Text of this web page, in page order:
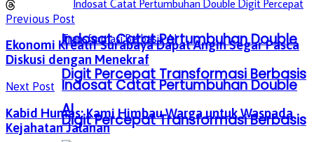
Indosat Catat Pertumbuhan Double
Digit Percepat Transformasi Berbasis
AI
Indosat Catat Pertumbuhan Double
Digit Percepat Transformasi Berbasis
Previous Post
Ekonomi Kreatif Surabaya Dapat Angin Segar Pasca
Diskusi dengan Menekraf
Next Post
Kabid Humas: Kami Himbau Warga untuk Waspada
Kejahatan Jalanan